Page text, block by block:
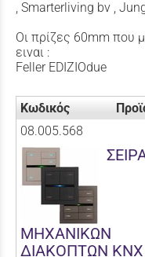
, Smarterliving bv ,
Οι πρίζες 60mm που
ειναι :
Feller EDIZIOdue
Κωδικός
08.005.568
ΜΗΧΑΝΙΚΩΝ
ΔΙΑΚΟΠΤΩΝ KNX